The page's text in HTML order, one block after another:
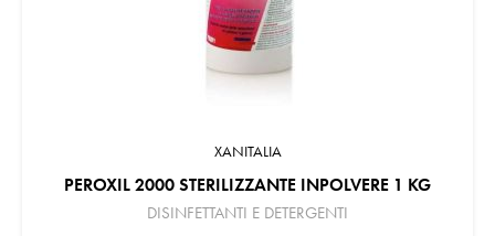
XANITALIA
PEROXIL 2000 STERILIZZANTE INPOLVERE 1 KG
DISINFETTANTI E DETERGENTI